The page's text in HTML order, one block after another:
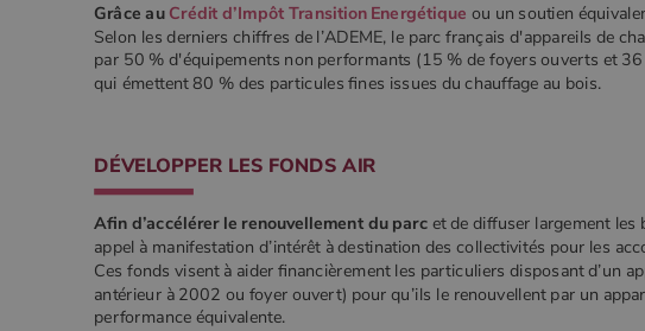
Grâce au Crédit d’Impôt Transition Energétique ou un soutien
Selon les derniers chiffres de l’ADEME, le parc français d'appareils de
par 50 % d'équipements non performants (15 % de foyers ouverts et
qui émettent 80 % des particules fines issues du chauffage au bois.
DÉVELOPPER LES FONDS AIR
Afin d’accélérer le renouvellement du parc et de diffuser largement les
appel à manifestation d’intérêt à destination des collectivités pour les
Ces fonds visent à aider financièrement les particuliers disposant d’un
antérieur à 2002 ou foyer ouvert) pour qu’ils le renouvellent par un
performance équivalente.